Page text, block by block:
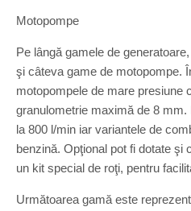
Motopompe
Pe lângă gamele de
şi câteva game de motopompe.
motopompele de mare presiune
granulometrie maximă de 8 mm.
la 800 l/min iar variantele de
benzină. Opţional pot fi dotate şi
un kit special de roţi, pentru
Următoarea gamă este